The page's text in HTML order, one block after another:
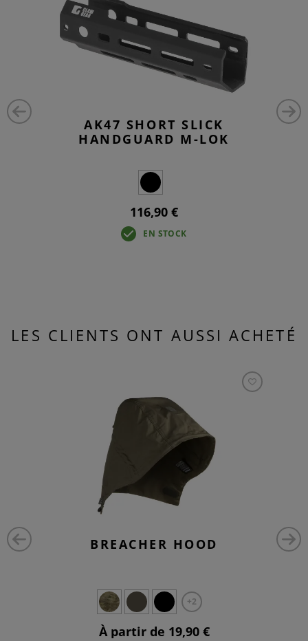
AK47 SHORT SLICK
HANDGUARD M-LOK
116,90 €
EN STOCK
LES CLIENTS ONT AUSSI ACHETÉ
BREACHER HOOD
+2
À partir de 19,90 €